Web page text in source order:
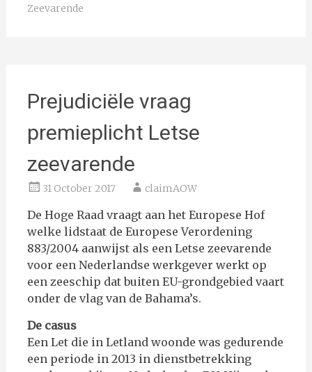
Zeevarende
Prejudiciële vraag
premieplicht Letse
zeevarende
31 October 2017 claimAOW
De Hoge Raad vraagt aan het Europese Hof
welke lidstaat de Europese Verordening
883/2004 aanwijst als een Letse zeevarende
voor een Nederlandse werkgever werkt op
een zeeschip dat buiten EU-grondgebied vaart
onder de vlag van de Bahama’s.
De casus
Een Let die in Letland woonde was gedurende
een periode in 2013 in dienstbetrekking